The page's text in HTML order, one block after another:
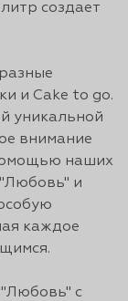
создает
и Cake to go.
уникальной
внимание
наших
и
каждое
с